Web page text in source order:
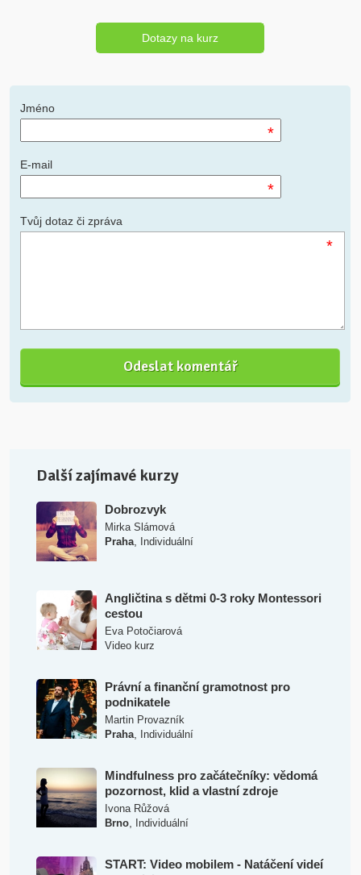
Dotazy na kurz
Jméno
*
E-mail
*
Tvůj dotaz či zpráva
*
Další zajímavé kurzy
Dobrozvyk
Mirka Slámová
Praha, Individuální
Angličtina s dětmi 0-3 roky Montessori
cestou
Eva Potočiarová
Video kurz
Právní a finanční gramotnost pro
podnikatele
Martin Provazník
Praha, Individuální
Mindfulness pro začátečníky: vědomá
pozornost, klid a vlastní zdroje
Ivona Růžová
Brno, Individuální
START: Video mobilem - Natáčení videí